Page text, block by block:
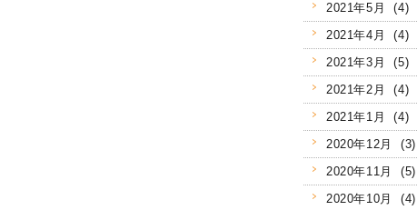
2021年5月 (4)
2021年4月 (4)
2021年3月 (5)
2021年2月 (4)
2021年1月 (4)
2020年12月 (3)
2020年11月 (5)
2020年10月 (4)